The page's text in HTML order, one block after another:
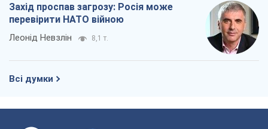
Захід проспав загрозу: Росія може
перевірити НАТО війною
Леонід Невзлін 8,1 т.
Всі думки